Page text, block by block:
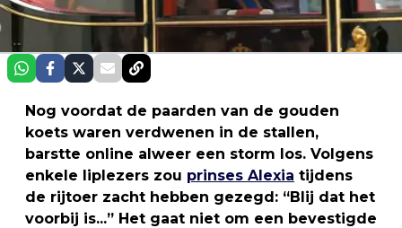
Nog voordat de paarden van de gouden
koets waren verdwenen in de stallen,
barstte online alweer een storm los. Volgens
enkele liplezers zou prinses Alexia tijdens
de rijtoer zacht hebben gezegd: “Blij dat het
voorbij is...” Het gaat niet om een bevestigde